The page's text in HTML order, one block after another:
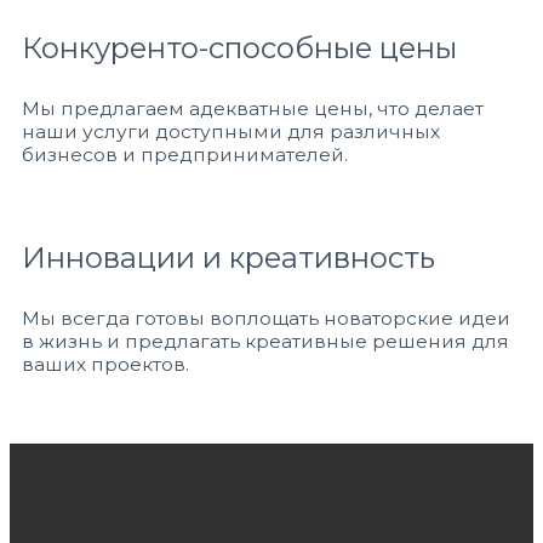
Конкуренто-способные цены
Мы предлагаем адекватные цены, что делает
наши услуги доступными для различных
бизнесов и предпринимателей.
Инновации и креативность
Мы всегда готовы воплощать новаторские идеи
в жизнь и предлагать креативные решения для
ваших проектов.